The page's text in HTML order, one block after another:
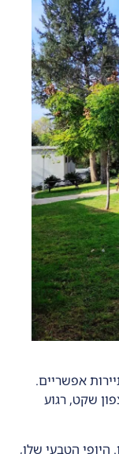
אפשריים.
שקט, רגוע
היופי הטבעי שלו,